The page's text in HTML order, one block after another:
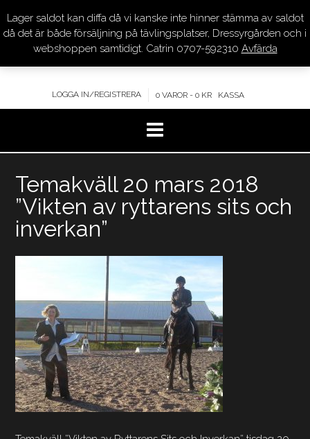
innehåll
DRESSYR.COM
KVALITET – KOMPETENS – SERVICE
LOGGA IN/REGISTRERA 0 VAROR - 0 KR KASSA
Temakväll 20 mars 2018
”Vikten av ryttarens sits och
inverkan”
Lager saldot kan diffa då vi kanske inte hinner stämma av saldot
då det är både försäljning på tävlingsplatser, Dressyrgården och i
webshoppen samtidigt. Catrin 0707-592310 Avfärda